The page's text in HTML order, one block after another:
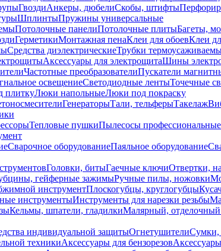
ГвоздиАнкеры, дюбелиСкобы, штифты
ШплинтыПружины универсальные
Потолочные панелиПотолочные плитыБагеты,
ГерметикиМонтажная пенаКлеи для обоевКлеи
Средства диэлектрическиеТрубки
Аксессуары для электрощитаШины
Частотные преобразователиПускатели
освещениеСветодиодные лентыТочечные
плиткуЛюки напольныеЛюки под покраску
ГенераторыТали, тельферыТакелаж
Тепловые пушкиПылесосы профессиональные
Сварочное оборудованиеПаяльное оборудование
Головки, битыГаечные ключиОтвертки,
гейферные зажимыРучные пилы, ножовки
инструментПлоскогубцы, круглогубцы
инструментыИнструменты для нарезки резьбы
Кельмы, шпатели, гладилкиМалярный, отделочный
индивидуальной защитыОгнетушителиСумки,
техникиАксессуары для бензорезов